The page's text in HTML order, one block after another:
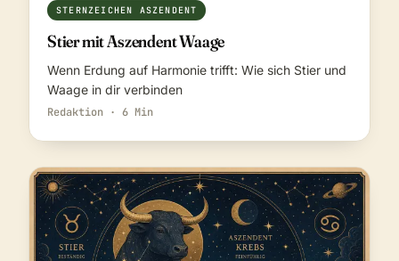
STERNZEICHEN ASZENDENT
Stier mit Aszendent Waage
Wenn Erdung auf Harmonie trifft: Wie sich Stier und
Waage in dir verbinden
Redaktion · 6 Min